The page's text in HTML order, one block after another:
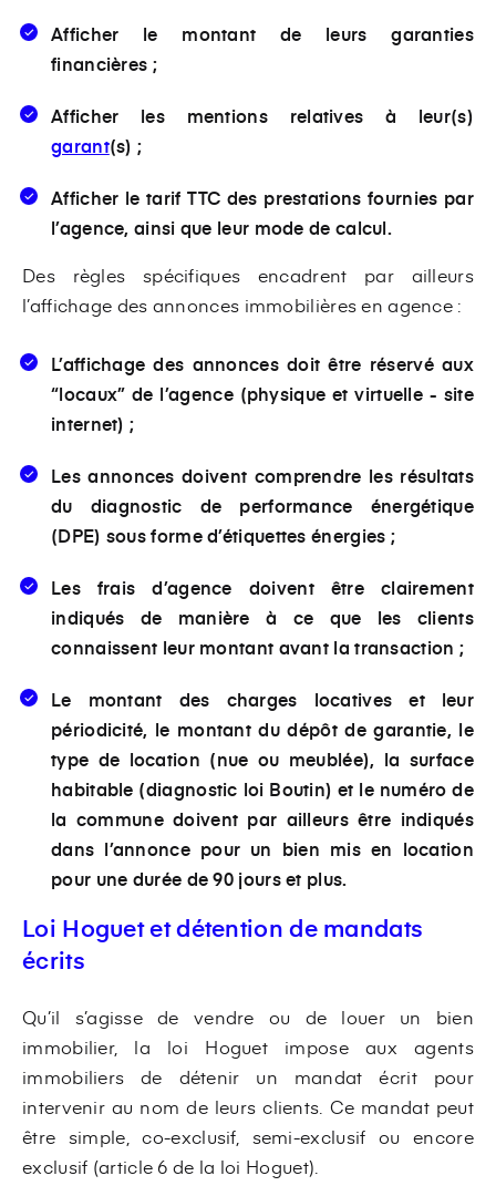
Afficher le montant de leurs garanties
financières ;
Afficher les mentions relatives à leur(s)
garant(s) ;
Afficher le tarif TTC des prestations fournies par
l’agence, ainsi que leur mode de calcul.
Des règles spécifiques encadrent par ailleurs
l’affichage des annonces immobilières en agence :
L’affichage des annonces doit être réservé aux
“locaux” de l’agence (physique et virtuelle - site
internet) ;
Les annonces doivent comprendre les résultats
du diagnostic de performance énergétique
(DPE) sous forme d’étiquettes énergies ;
Les frais d’agence doivent être clairement
indiqués de manière à ce que les clients
connaissent leur montant avant la transaction ;
Le montant des charges locatives et leur
périodicité, le montant du dépôt de garantie, le
type de location (nue ou meublée), la surface
habitable (diagnostic loi Boutin) et le numéro de
la commune doivent par ailleurs être indiqués
dans l’annonce pour un bien mis en location
pour une durée de 90 jours et plus.
Loi Hoguet et détention de mandats
écrits
Qu’il s’agisse de vendre ou de louer un bien
immobilier, la loi Hoguet impose aux agents
immobiliers de détenir un mandat écrit pour
intervenir au nom de leurs clients. Ce mandat peut
être simple, co-exclusif, semi-exclusif ou encore
exclusif (article 6 de la loi Hoguet).